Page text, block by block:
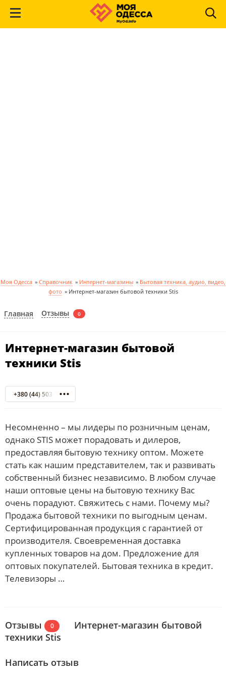
Моя Одесса » Справочник » Интернет-магазины » Бытовая техника, аудио, видео,
фото » Интернет-магазин бытовой техники Stis
Главная Отзывы 0
Интернет-магазин бытовой
техники Stis
+380 (44) 503-70-37 Киев
Несомненно – мы лидеры по розничным ценам,
однако STIS может порадовать и дилеров,
предоставляя бытовую технику оптом. Можете
стать как нашим представителем, так и развивать
собственный бизнес независимо. В любом случае
наши оптовые цены на бытовую технику Вас
очень порадуют. Свяжитесь с нами. Почему мы?
Продажа бытовой техники по выгодным ценам.
Сертифицированная продукция с гарантией от
производителя. Своевременная доставка
купленных товаров на дом. Предложение для
оптовых покупателей. Бытовая техника в кредит.
Телевизоры …
Отзывы 0
Интернет-магазин бытовой
техники Stis
Написать отзыв